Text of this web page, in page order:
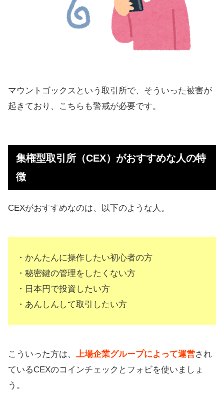
マウントゴックスという取引所で、そういった被害が
起きており、こちらも警戒が必要です。
集権型取引所（CEX）がおすすめな人の特
徴
CEXがおすすめなのは、以下のような人。
・かんたんに操作したい初心者の方
・秘密鍵の管理をしたくない方
・日本円で投資したい方
・あんしんして取引したい方
こういった方は、 上場企業グループによって運営され
ているCEXのコインチェックとフォビを使いましょ
う。